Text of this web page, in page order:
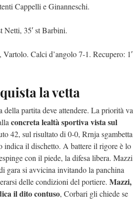
Cappelli e Ginanneschi.
Netti, 35′ st Barbini.
Calci d’angolo 7-1. Recupero: 1′
la vetta
della partita deve attendere. La priorità va
concreta lealtà sportiva vista sul
42, sul risultato di 0-0, Rrnja sgambetta
indica il dischetto. A battere il rigore è lo
con il piede, la difesa libera. Mazzi
gara si avvicina invitando la panchina
delle condizioni del portiere. Mazzi,
il dito contuso, Corbari gli chiede se